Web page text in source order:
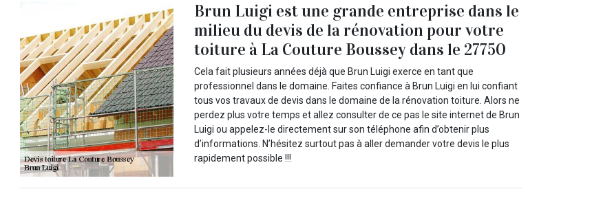
Brun Luigi est une grande entreprise dans le
milieu du devis de la rénovation pour votre
toiture à La Couture Boussey dans le 27750
Cela fait plusieurs années déjà que Brun Luigi exerce en tant que
professionnel dans le domaine. Faites confiance à Brun Luigi en lui confiant
tous vos travaux de devis dans le domaine de la rénovation toiture. Alors ne
perdez plus votre temps et allez consulter de ce pas le site internet de Brun
Luigi ou appelez-le directement sur son téléphone afin d’obtenir plus
d’informations. N’hésitez surtout pas à aller demander votre devis le plus
rapidement possible !!!